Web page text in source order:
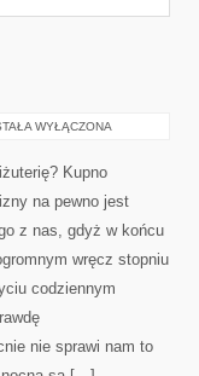
WYŁĄCZONA
Kupno
na pewno jest
z nas, gdyż w końcu
wręcz stopniu
codziennym
nie sprawi nam to